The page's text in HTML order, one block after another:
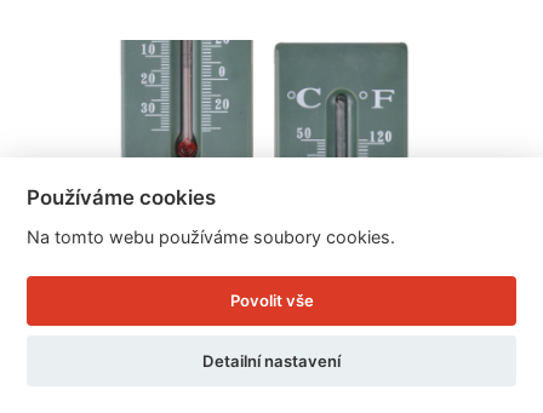
Používáme cookies
Na tomto webu používáme soubory cookies.
Povolit vše
Detailní nastavení